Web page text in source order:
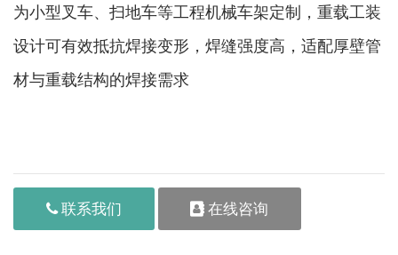
为小型叉车、扫地车等工程机械车架定制，重载工装
设计可有效抵抗焊接变形，焊缝强度高，适配厚壁管
材与重载结构的焊接需求
联系我们 在线咨询